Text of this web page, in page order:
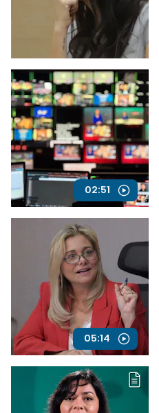
02:51
05:14